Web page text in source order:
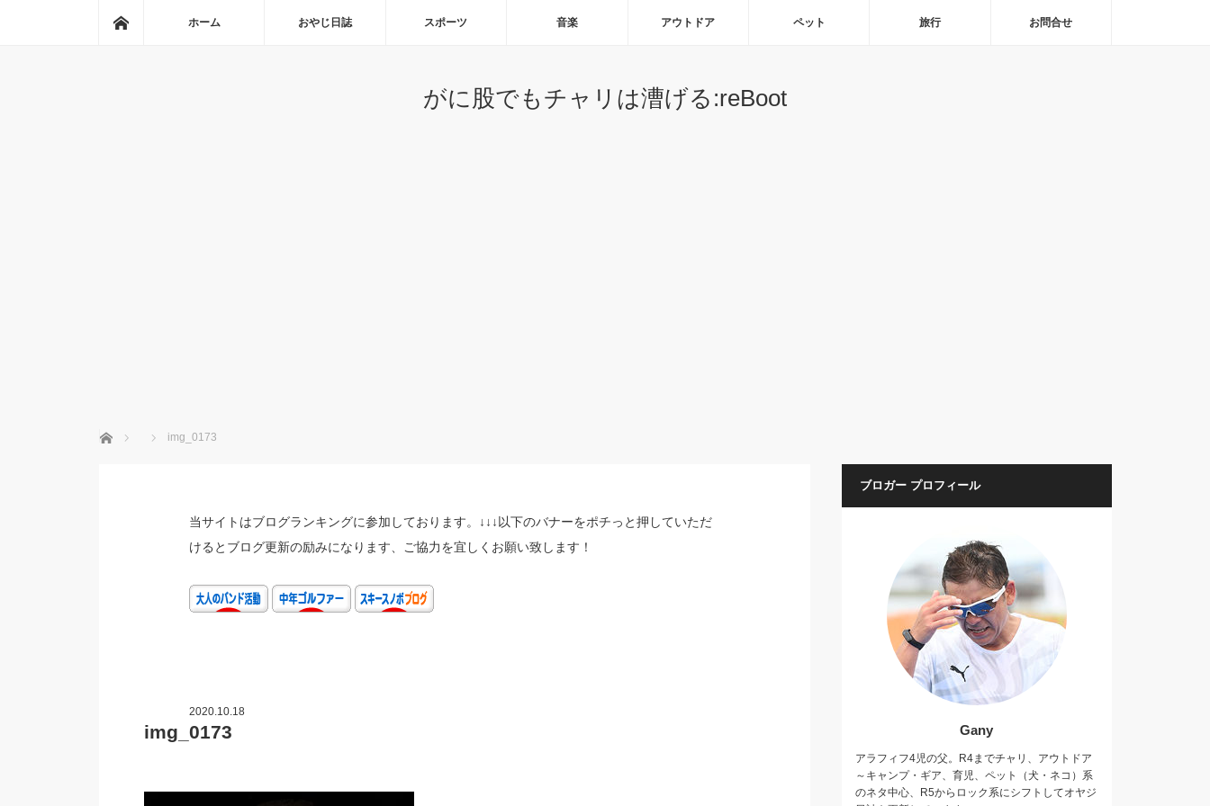
ホーム おやじ日誌 スポーツ 音楽 アウトドア ペット 旅行 お問合せ
がに股でもチャリは漕げる:reBoot
ホーム img_0173
当サイトはブログランキングに参加しております。↓↓↓以下のバナーをポチっと押していただ
けるとブログ更新の励みになります、ご協力を宜しくお願い致します！
2020.10.18
img_0173
ブロガー プロフィール
Gany
アラフィフ4児の父。R4までチャリ、アウトドア
～キャンプ・ギア、育児、ペット（犬・ネコ）系
のネタ中心、R5からロック系にシフトしてオヤジ